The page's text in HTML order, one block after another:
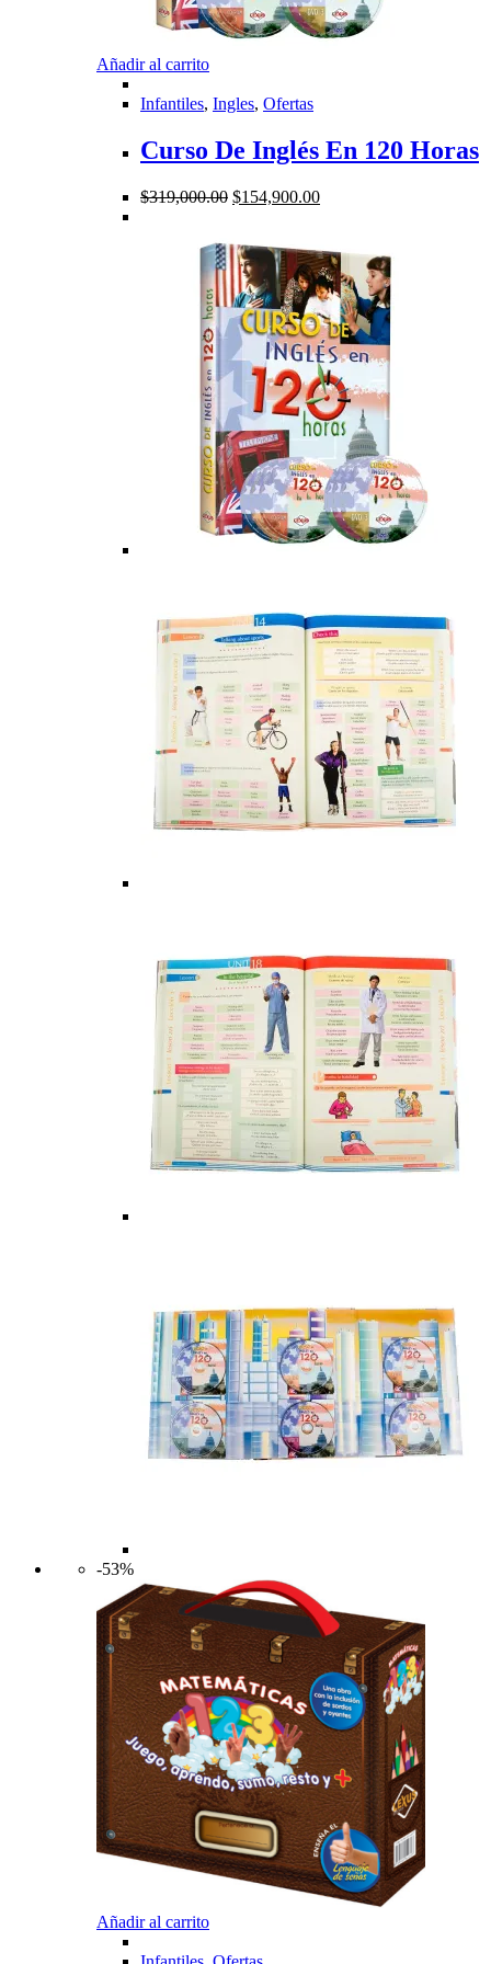
Añadir al carrito
Infantiles, Ingles, Ofertas
Curso De Inglés En 120 Horas
$319,000.00 El
era:
$319,000.00.
$154,900.00El
es:
$154,900.00.
-53%
Añadir al carrito